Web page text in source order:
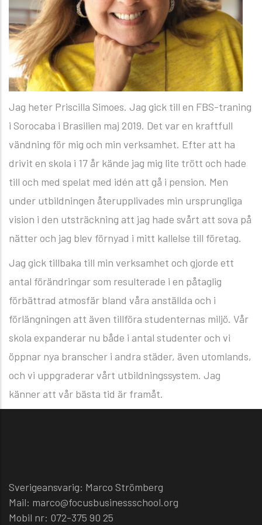
Jag heter Priscilla Simoes. Jag gick till en FBS-traning
i Sorocaba i Brasilien maj 2019. Det var en kraftfull
vändning för mig och min verksamhet. Efter att ha
drivit en skola i 17 år kände jag mig lite trött och hade
till och med spelat med idén att gå i pension. Men
under utbildningen återupplivades min ursprungliga
vision i den utsträckning att jag hade svårt att sova på
nätter och jag blev förnyad i mitt kallelse till företag.
Jag gick tillbaka till min verksamhet och gjorde ett
antal förändringar som resulterade i en påtaglig
förbättrad atmosfär bland våra anställda och i
förlängningen att även tillföra studenternas miljö. Vår
skola expanderar nu både i antal studenter och vi
öppnar nya branscher i andra städer, även utomlands,
och vi uppgraderar vårt utbildningssystem. Jag
känner att vår bästa tid är framåt.
Sverigeansvarig: Marco Strömberg
Mail: marco@focusbusinessschool.org
Mobil nr: 072-375 90 25